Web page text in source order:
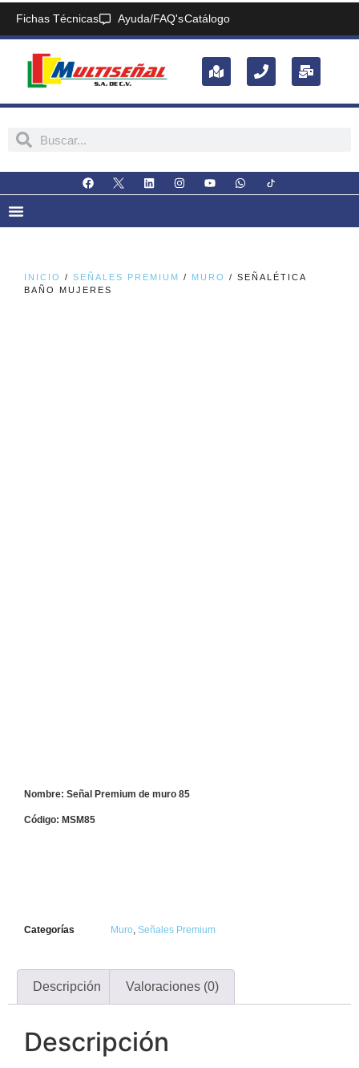
Fichas Técnicas Ayuda/FAQ'sCatálogo
INICIO / SEÑALES PREMIUM / MURO
/ SEÑALÉTICA
BAÑO MUJERES
Nombre: Señal Premium de muro 85
Código: MSM85
Categorías Muro, Señales Premium
Descripción Valoraciones (0)
Descripción